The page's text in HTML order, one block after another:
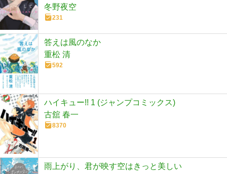
冬野夜空
231
答えは風のなか
重松 清
592
ハイキュー!! 1 (ジャンプコミックス)
古舘 春一
8370
雨上がり、君が映す空はきっと美しい